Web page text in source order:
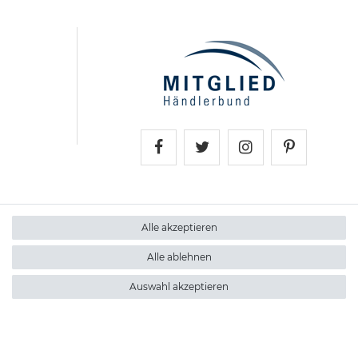
Alle akzeptieren
Alle ablehnen
Auswahl akzeptieren